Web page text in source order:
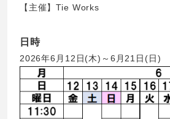
【主催】Tie Works
日時
2026年6月12日(木)～6月21日(日)